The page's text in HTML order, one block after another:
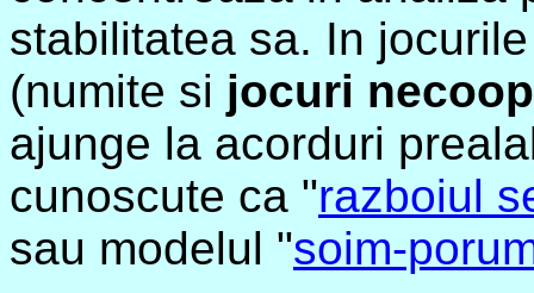
stabilitatea sa. In
(numite si jocuri
ajunge la acorduri
cunoscute ca "razboiul
sau modelul "soim-